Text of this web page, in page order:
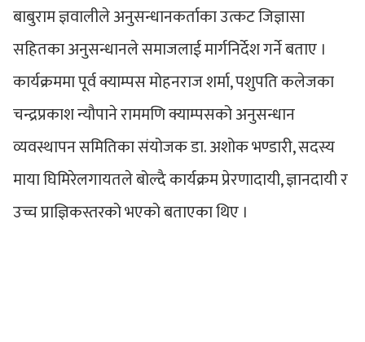
बाबुराम ज्ञवालीले अनुसन्धानकर्ताका उत्कट जिज्ञासा
सहितका अनुसन्धानले समाजलाई मार्गनिर्देश गर्ने बताए ।
कार्यक्रममा पूर्व क्याम्पस मोहनराज शर्मा, पशुपति कलेजका
चन्द्रप्रकाश न्यौपाने राममणि क्याम्पसको अनुसन्धान
व्यवस्थापन समितिका संयोजक डा. अशोक भण्डारी, सदस्य
माया घिमिरेलगायतले बोल्दै कार्यक्रम प्रेरणादायी, ज्ञानदायी र
उच्च प्राज्ञिकस्तरको भएको बताएका थिए ।